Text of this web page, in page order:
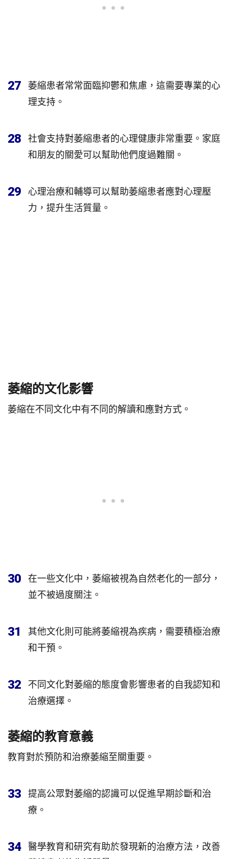
27
萎縮患者常常面臨抑鬱和焦慮，這需要專業的心
理支持。
28
社會支持對萎縮患者的心理健康非常重要。家庭
和朋友的關愛可以幫助他們度過難關。
29
心理治療和輔導可以幫助萎縮患者應對心理壓
力，提升生活質量。
萎縮的文化影響
萎縮在不同文化中有不同的解讀和應對方式。
30
在一些文化中，萎縮被視為自然老化的一部分，
並不被過度關注。
31
其他文化則可能將萎縮視為疾病，需要積極治療
和干預。
32
不同文化對萎縮的態度會影響患者的自我認知和
治療選擇。
萎縮的教育意義
教育對於預防和治療萎縮至關重要。
33
提高公眾對萎縮的認識可以促進早期診斷和治
療。
34
醫學教育和研究有助於發現新的治療方法，改善